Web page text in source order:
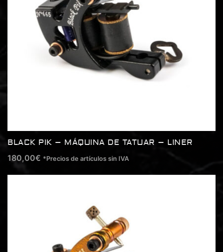
BLACK PIK – MÁQUINA DE TATUAR – LINER
180,00€ *Precios de artículos sin IVA